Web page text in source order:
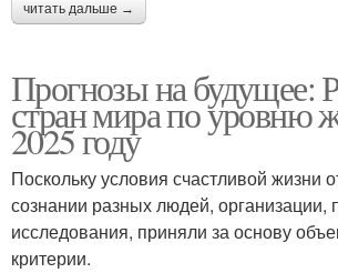
читать дальше →
Прогнозы на будущее:
стран мира по уровню
2025 году
Поскольку условия счастливой жизни
сознании разных людей,
исследования, приняли за основу
критерии.